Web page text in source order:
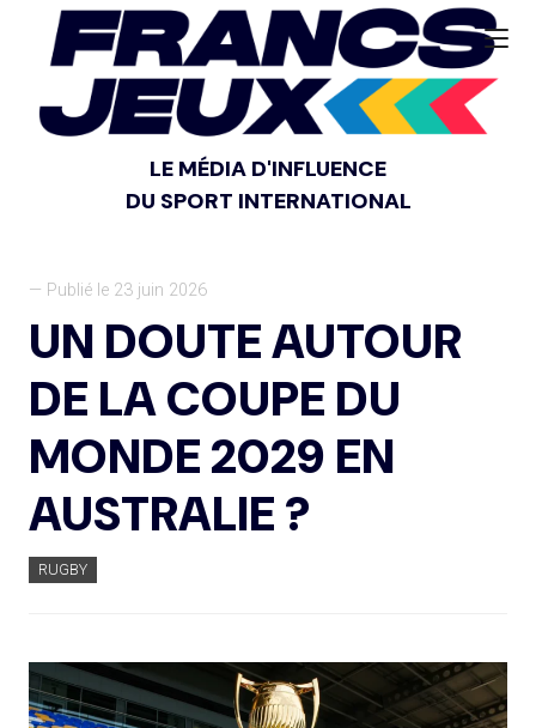
LE MÉDIA D'INFLUENCE
DU SPORT INTERNATIONAL
— Publié le 23 juin 2026
UN DOUTE AUTOUR
DE LA COUPE DU
MONDE 2029 EN
AUSTRALIE ?
RUGBY